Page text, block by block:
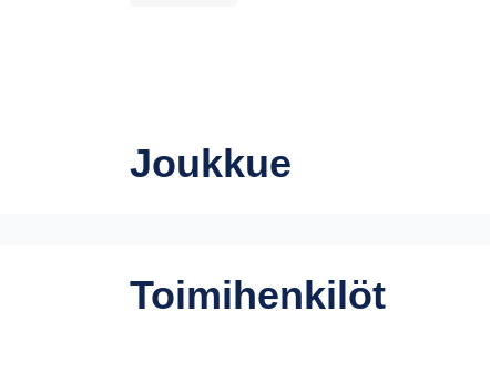
Joukkue
Toimihenkilöt